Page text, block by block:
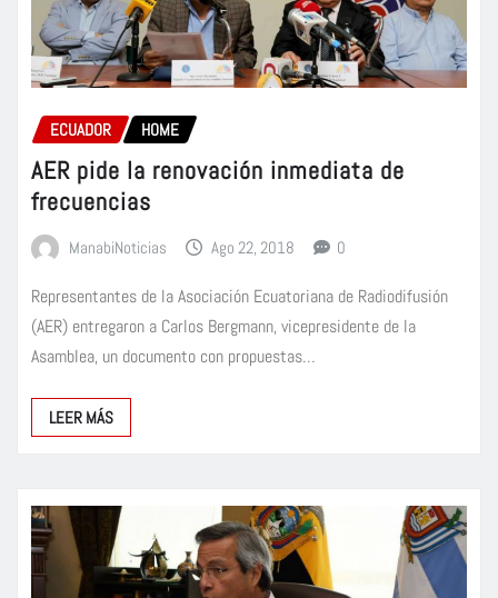
ECUADOR HOME
AER pide la renovación inmediata de
frecuencias
ManabiNoticias Ago 22, 2018 0
Representantes de la Asociación Ecuatoriana de Radiodifusión
(AER) entregaron a Carlos Bergmann, vicepresidente de la
Asamblea, un documento con propuestas…
LEER MÁS